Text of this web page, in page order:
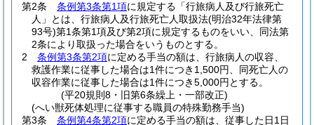
第2条
条例第3条第1項に規定する「行旅病人及び行旅死亡
人」とは、行旅病人及行旅死亡人取扱法(明治32年法律第
93号)第1条第1項及び第2項に規定するものをいい、同法第
2条により取扱った場合をいうものとする。
2
条例第3条第2項に定める手当の額は、行旅病人の収容、
救護作業に従事した場合は1件につき1,500円、同死亡人の
収容作業に従事した場合は1件につき5,000円とする。
(平20規則8・旧第6条繰上・一部改正)
(へい獣死体処理に従事する職員の特殊勤務手当)
第3条
条例第4条第2項に定める手当の額は、従事した日1日